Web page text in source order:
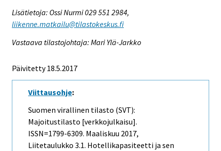
Lisätietoja: Ossi Nurmi 029 551 2984,
liikenne.matkailu@tilastokeskus.fi
Vastaava tilastojohtaja: Mari Ylä-Jarkko
Päivitetty 18.5.2017
Viittausohje:
Suomen virallinen tilasto (SVT):
Majoitustilasto [verkkojulkaisu].
ISSN=1799-6309. Maaliskuu 2017,
Liitetaulukko 3.1. Hotellikapasiteetti ja sen